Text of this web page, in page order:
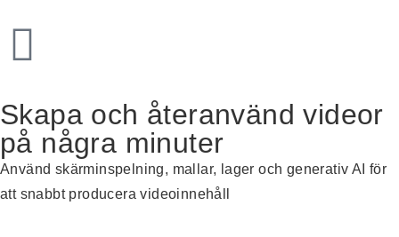
Skapa och återanvänd videor
på några minuter
Använd skärminspelning, mallar, lager och generativ AI för
att snabbt producera videoinnehåll